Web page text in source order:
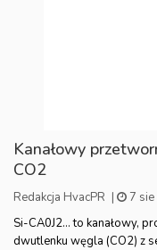
Kanałowy
CO2
Redakcja HvacPR |
7
Si-CA0J2... to kanałowy,
dwutlenku węgla (CO2) z